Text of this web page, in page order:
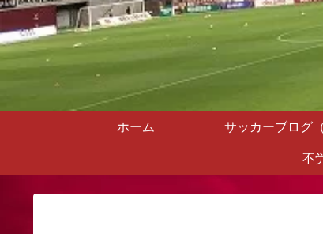
ホーム サッカーブログ
不